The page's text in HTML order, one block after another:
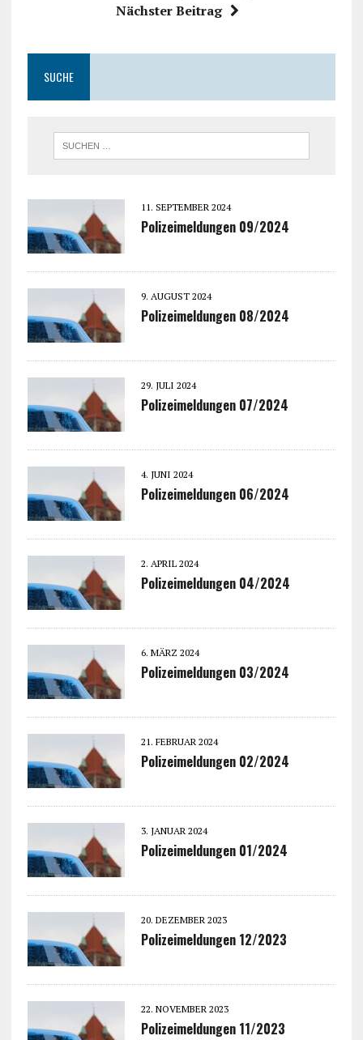
Nächster Beitrag
SUCHE
11. SEPTEMBER 2024
Polizeimeldungen 09/2024
9. AUGUST 2024
Polizeimeldungen 08/2024
29. JULI 2024
Polizeimeldungen 07/2024
4. JUNI 2024
Polizeimeldungen 06/2024
2. APRIL 2024
Polizeimeldungen 04/2024
6. MÄRZ 2024
Polizeimeldungen 03/2024
21. FEBRUAR 2024
Polizeimeldungen 02/2024
3. JANUAR 2024
Polizeimeldungen 01/2024
20. DEZEMBER 2023
Polizeimeldungen 12/2023
22. NOVEMBER 2023
Polizeimeldungen 11/2023